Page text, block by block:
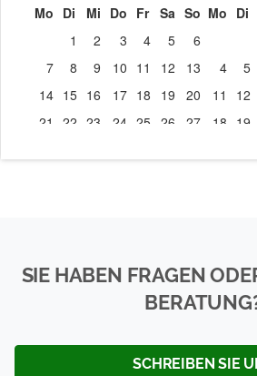
SIE HABEN FRAGEN
SCHREIBEN SIE